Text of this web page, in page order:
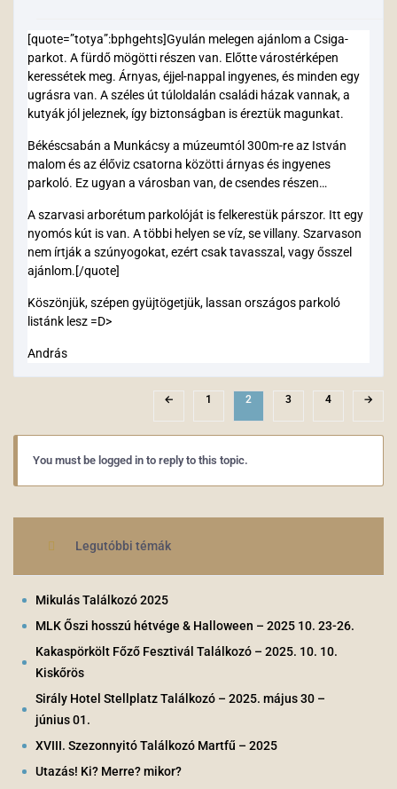
[quote=”totya”:bphgehts]Gyulán melegen ajánlom a Csiga-
parkot. A fürdő mögötti részen van. Előtte várostérképen
keressétek meg. Árnyas, éjjel-nappal ingyenes, és minden egy
ugrásra van. A széles út túloldalán családi házak vannak, a
kutyák jól jeleznek, így biztonságban is éreztük magunkat.
Békéscsabán a Munkácsy a múzeumtól 300m-re az István
malom és az élőviz csatorna közötti árnyas és ingyenes
parkoló. Ez ugyan a városban van, de csendes részen…
A szarvasi arborétum parkolóját is felkerestük párszor. Itt egy
nyomós kút is van. A többi helyen se víz, se villany. Szarvason
nem írtják a szúnyogokat, ezért csak tavasszal, vagy ősszel
ajánlom.[/quote]
Köszönjük, szépen gyüjtögetjük, lassan országos parkoló
listánk lesz =D>
András
← 1 2 3 4 →
You must be logged in to reply to this topic.
Legutóbbi témák
Mikulás Találkozó 2025
MLK Őszi hosszú hétvége & Halloween – 2025 10. 23-26.
Kakaspörkölt Főző Fesztivál Találkozó – 2025. 10. 10.
Kiskőrös
Sirály Hotel Stellplatz Találkozó – 2025. május 30 –
június 01.
XVIII. Szezonnyitó Találkozó Martfű – 2025
Utazás! Ki? Merre? mikor?